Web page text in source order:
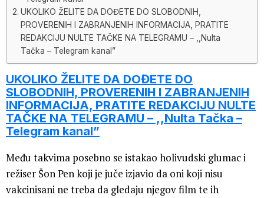
UKOLIKO ŽELITE DA DOĐETE DO SLOBODNIH,
PROVERENIH I ZABRANJENIH INFORMACIJA, PRATITE
REDAKCIJU NULTE TAČKE NA TELEGRAMU – ,,Nulta
Tačka – Telegram kanal”
UKOLIKO ŽELITE DA DOĐETE DO
SLOBODNIH, PROVERENIH I ZABRANJENIH
INFORMACIJA, PRATITE REDAKCIJU NULTE
TAČKE NA TELEGRAMU – ,,Nulta Tačka –
Telegram kanal”
Među takvima posebno se istakao holivudski glumac i
režiser Šon Pen koji je juče izjavio da oni koji nisu
vakcinisani ne treba da gledaju njegov film te ih